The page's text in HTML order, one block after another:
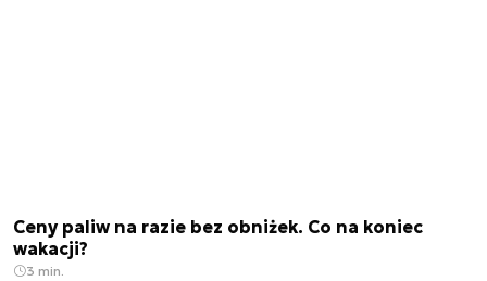
Ceny paliw na razie bez obniżek. Co na koniec
wakacji?
3 min.